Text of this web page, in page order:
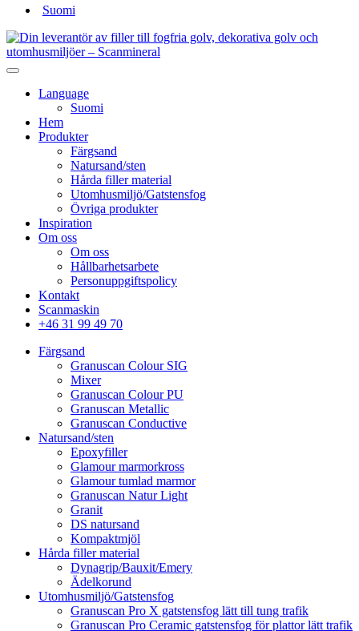
Suomi
Language
Suomi
Hem
Produkter
Färgsand
Natursand/sten
Hårda filler material
Utomhusmiljö/Gatstensfog
Övriga produkter
Inspiration
Om oss
Om oss
Hållbarhetsarbete
Personuppgiftspolicy
Kontakt
Scanmaskin
+46 31 99 49 70
Färgsand
Granuscan Colour SIG
Mixer
Granuscan Colour PU
Granuscan Metallic
Granuscan Conductive
Natursand/sten
Epoxyfiller
Glamour marmorkross
Glamour tumlad marmor
Granuscan Natur Light
Granit
DS natursand
Kompaktmjöl
Hårda filler material
Dynagrip/Bauxit/Emery
Ädelkorund
Utomhusmiljö/Gatstensfog
Granuscan Pro X gatstensfog lätt till tung trafik
Granuscan Pro Ceramic gatstensfog för plattor lätt trafik